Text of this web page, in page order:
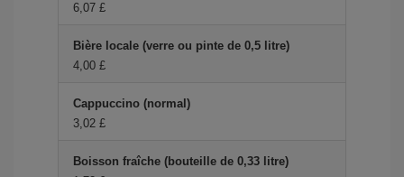
6,07 £
Bière locale (verre ou pinte de 0,5 litre)
4,00 £
Cappuccino (normal)
3,02 £
Boisson fraîche (bouteille de 0,33 litre)